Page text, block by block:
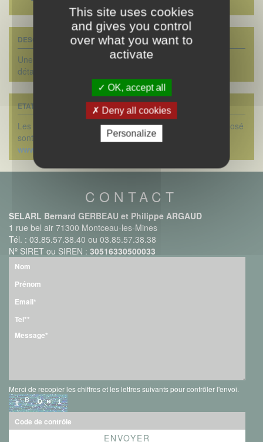
DESCRIPTIF DÉTAILLÉ
Une parcelle de terrain à bâtir de 3.300 m² environ à
détacher d'une plus grande contenance.
ETAT DES RISQUES
Les informations sur les risques auxquels ce bien est exposé
sont disponibles sur le site Géoriques :
www.georisques.gouv.fr
CONTACT
SELARL Bernard GERBEAU et Philippe ARGAUD
1 rue bel air 71300 Montceau-les-Mines
Tél. : 03.85.57.38.40 ou 03.85.57.38.38
Nº SIRET ou SIREN : 30516330500033
Merci de recopier les chiffres et les lettres suivants pour contrôler l'envoi.
This site uses cookies
and gives you control
over what you want to
activate
OK, accept all
Deny all cookies
Personalize